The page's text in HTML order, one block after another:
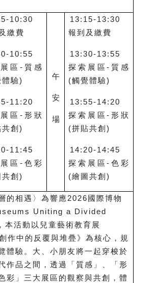
10:30
繳費
10:55
區-質感
驗)
11:20
區-形狀
創)
11:45
區-色彩
創)
午
安
場
13:15-13:30
報到及繳費
13:30-13:55
探索展區-質感
(觸覺體驗)
13:55-14:20
探索展區-形狀
(拼貼共創)
14:20-14:45
探索展區-色彩
(繪圖共創)
的相遇〉為響應2026國際博物
Uniting a Divided
本活動以兒童藝術教育展
作中的反覆與堆疊》為核心，規
體驗。大、小朋友將一起穿梭於
作品之間，透過「質感」、「形
彩」三大展區的觀察與共創，體